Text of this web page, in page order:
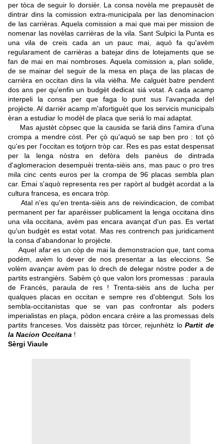
per tòca de seguir lo dorsièr. La consa novèla me prepausèt de
dintrar dins la comission extra-municipala per las denominacion
de las carrièras. Aquela comission a mai que mai per mission de
nomenar las novèlas carrièras de la vila. Sant Sulpici la Punta es
una vila de creis cada an un pauc mai, aquò fa qu'avèm
regularament de carrièras a batejar dins de lotejaments que se
fan de mai en mai nombroses. Aquela comission a, plan solide,
de se mainar del seguir de la mesa en plaça de las placas de
carrièra en occitan dins la vila vièlha. Me calguèt batre pendent
dos ans per qu'enfin un budgèt dedicat siá votat. A cada acamp
interpeli la consa per que faga lo punt sus l'avançada del
projècte. Al darrièr acamp m'afortiguèt que los servicis municipals
èran a estudiar lo modèl de placa que seriá lo mai adaptat.
Mas ajustèt còpsec que la causida se fariá dins l'amira d'una
crompa a mendre còst. Per çò qu'aquò se sap ben pro : tot çò
qu'es per l'occitan es totjorn tròp car. Res es pas estat despensat
per la lenga nòstra en defòra dels panèus de dintrada
d'aglomeracion desempuèi trenta-sièis ans, mas pauc o pro tres
mila cinc cents euros per la crompa de 96 placas sembla plan
car. Emai s'aquò representa res per rapòrt al budgèt acordat a la
cultura francesa, es encara tròp.
Atal n'es qu'en trenta-sièis ans de reivindicacion, de combat
permanent per far aparéisser publicament la lenga occitana dins
una vila occitana, avèm pas encara avançat d'un pas. Es vertat
qu'un budgèt es estat votat. Mas res contrench pas juridicament
la consa d'abandonar lo projècte.
Aquel afar es un còp de mai la demonstracion que, tant coma
podèm, avèm lo dever de nos presentar a las eleccions. Se
volèm avançar avèm pas lo drech de delegar nòstre poder a de
partits estrangièrs. Sabèm çò que valon lors promessas : paraula
de Francés, paraula de res ! Trenta-sièis ans de lucha per
qualques placas en occitan e sempre res d'obtengut. Sols los
sembla-occitanistas que se van pas confrontar als poders
imperialistas en plaça, pòdon encara créire a las promessas dels
partits franceses. Vos daissètz pas tòrcer, rejunhètz loPartit de
la Nacion Occitana !
Sèrgi Viaule